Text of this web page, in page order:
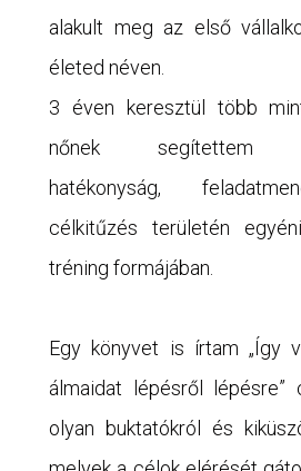
alakult meg az első
életed néven.
3 éven keresztül több
nőnek segítettem
hatékonyság,
célkitűzés területén
tréning formájában.
Egy könyvet is írtam „Így
álmaidat lépésről lépésre”
olyan buktatókról és